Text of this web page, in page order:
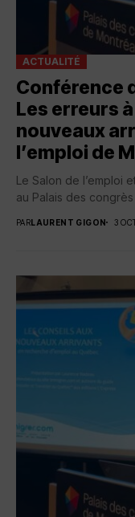
ACTUALITÉ
Conférence
Les erreurs
nouveaux
l’emploi de
Le Salon de l’emploi
au Palais des
PAR LAURENT GIGON 3